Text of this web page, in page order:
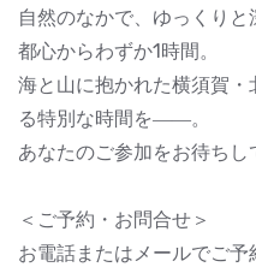
自然のなかで、ゆっくりと
都心からわずか1時間。
海と山に抱かれた横須賀・
る特別な時間を――。
あなたのご参加をお待ちし
＜ご予約・お問合せ＞
お電話またはメールでご